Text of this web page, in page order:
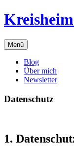
Zum
Inhalt
Menü
Blog
Über mich
Newsletter
Datenschutz
1.